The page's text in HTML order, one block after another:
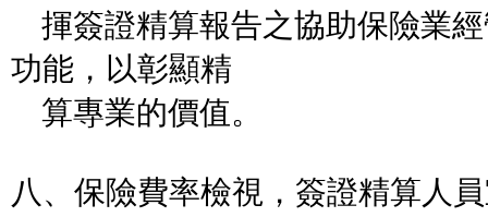
揮簽證精算報告之協助保險業
功能，以彰顯精
算專業的價值。
八、保險費率檢視，簽證精算人